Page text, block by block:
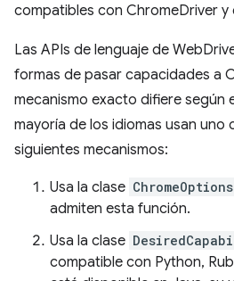
compatibles con ChromeDriver y
Las APIs de lenguaje de
formas de pasar capacidades a
mecanismo exacto difiere según
mayoría de los idiomas usan uno
siguientes mecanismos:
Usa la clase ChromeOptions
admiten esta función.
Usa la clase
compatible con Python,